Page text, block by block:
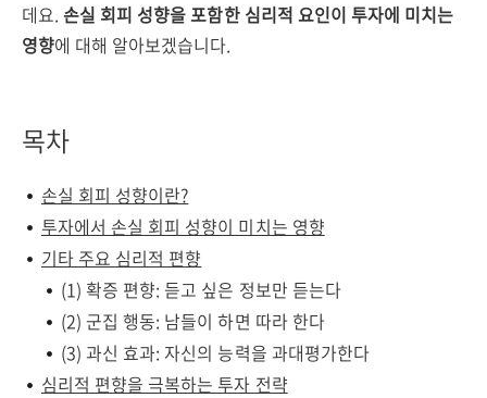
데요.손실 회피 성향을 포함한 심리적 요인이 투자에 미치는
영향에 대해 알아보겠습니다.
목차
손실 회피 성향이란?
투자에서 손실 회피 성향이 미치는 영향
기타 주요 심리적 편향
(1) 확증 편향: 듣고 싶은 정보만 듣는다
(2) 군집 행동: 남들이 하면 따라 한다
(3) 과신 효과: 자신의 능력을 과대평가한다
심리적 편향을 극복하는 투자 전략